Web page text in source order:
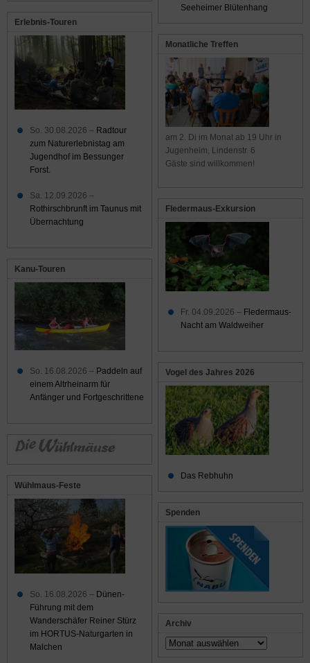
Seeheimer Blütenhang
Monatliche Treffen
am 2. Di im Monat ab 19 Uhr in
Jugenheim, Lindenstr. 6
Gäste sind willkommen!
Fledermaus-Exkursion
Fr. 04.09.2026 – Fledermaus-
Nacht am Waldweiher
Vogel des Jahres 2026
Das Rebhuhn
Spenden
Archiv
Archiv
Erlebnis-Touren
So. 30.08.2026 – Radtour
zum Naturerlebnistag am
Jugendhof im Bessunger
Forst.
Sa. 12.09.2026 –
Rothirschbrunft im Taunus mit
Übernachtung
Kanu-Touren
So. 16.08.2026 – Paddeln auf
einem Altrheinarm für
Anfänger und Fortgeschrittene
Wühlmaus-Feste
So. 16.08.2026 – Dünen-
Führung mit dem
Wanderschäfer Reiner Stürz
im HORTUS-Naturgarten in
Malchen